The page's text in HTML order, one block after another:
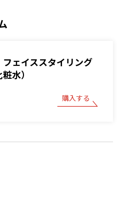
ェイススタイリング
水）
購入する